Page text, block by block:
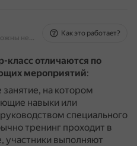
На основе источников, возможны неточности
Как это работает?
класс отличаются по
мероприятий:
на котором
навыки или
специального
тренинг проходит в
участники выполняют